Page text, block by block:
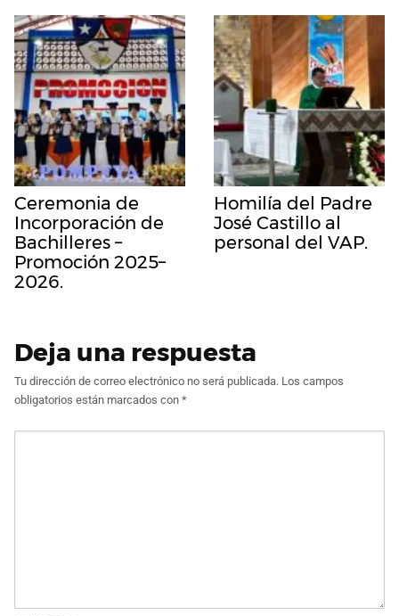
Ceremonia de
Incorporación de
Bachilleres –
Promoción 2025–
2026.
Homilía del Padre
José Castillo al
personal del VAP.
Deja una respuesta
Tu dirección de correo electrónico no será publicada. Los campos
obligatorios están marcados con *